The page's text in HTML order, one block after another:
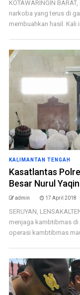
KOTAWARINGIN
narkoba yang terus di
membuahkan hasil. Kali
KALIMANTAN TENGAH
Kasatlantas
Besar Nurul
admin 17 April 2018
SERUYAN,
menjaga kambtibmas
operasi kambtibmas